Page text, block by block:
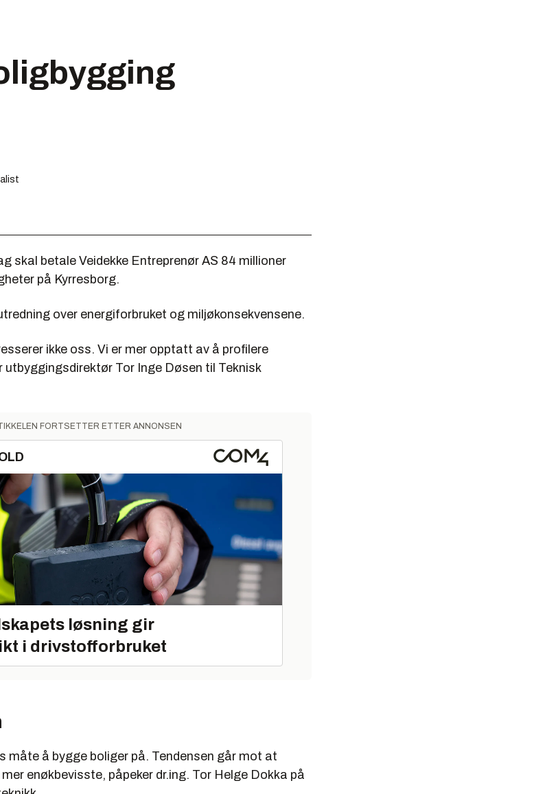
skal betale Veidekke Entreprenør AS 84 millioner
på Kyrresborg.
over energiforbruket og miljøkonsekvensene.
ikke oss. Vi er mer opptatt av å profilere
Tor Inge Døsen til Teknisk
FORTSETTER ETTER ANNONSEN
løsning gir
i drivstofforbruket
måte å bygge boliger på. Tendensen går mot at
enøkbevisste, påpeker dr.ing. Tor Helge Dokka på